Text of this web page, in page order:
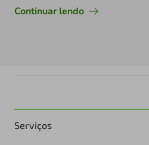
Continuar lendo
Serviços